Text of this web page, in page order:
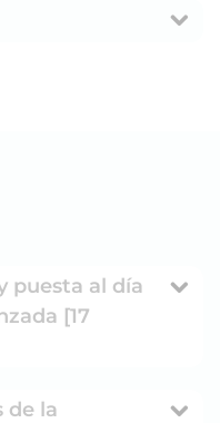
puesta al día
[17
de la